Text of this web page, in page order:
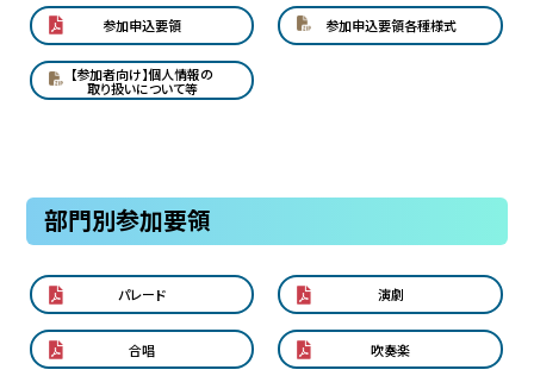
広報デザイン・デザインガイド
サイトポリシー
サイトマップ
参加申込要領 参加申込要領各種様式
【参加者向け】個人情報の
取り扱いについて等
部門別参加要領
パレード 演劇
合唱 吹奏楽